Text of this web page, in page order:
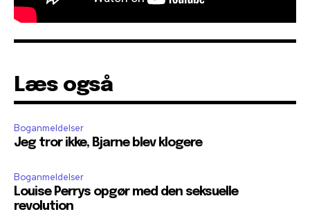
Læs også
Boganmeldelser
Jeg tror ikke, Bjarne blev klogere
Boganmeldelser
Louise Perrys opgør med den seksuelle
revolution